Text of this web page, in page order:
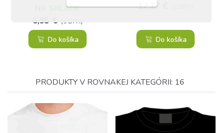
NA SKLADE
6,95 € (s DPH)
Do košíka
17,27 €
Do košíka
PRODUKTY V ROVNAKEJ KATEGÓRII: 16